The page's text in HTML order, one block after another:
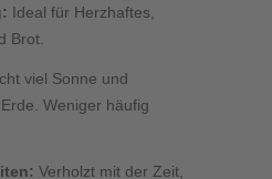
Ideal für Herzhaftes,
Brot.
viel Sonne und
Weniger häufig
Verholzt mit der Zeit,